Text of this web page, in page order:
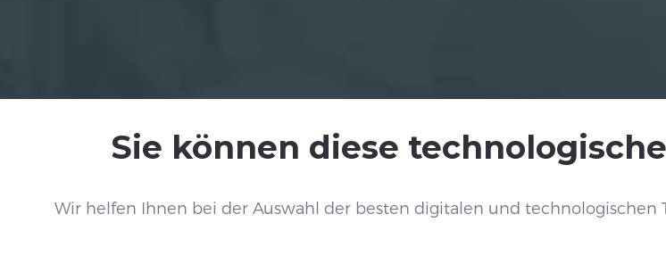
Sie können diese
Wir helfen Ihnen bei der Auswahl der besten digitalen und